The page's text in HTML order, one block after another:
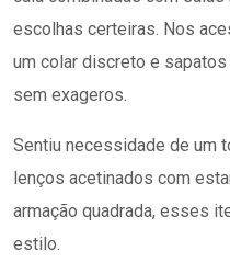
escolhas certeiras. Nos
um colar discreto e
sem exageros.
Sentiu necessidade de um
lenços acetinados com
armação quadrada, esses
estilo.